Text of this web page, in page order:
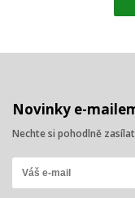
Novinky e-
Nechte si pohodlně